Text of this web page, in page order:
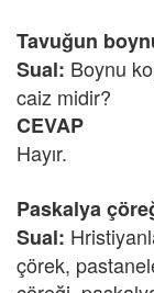
Tavuğun
Sual: Boynu
caiz midir?
CEVAP
Hayır.
Paskalya
Sual:
çörek,